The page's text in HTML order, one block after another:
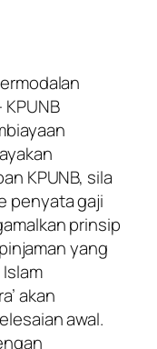
KPUNB, sila
penyata gaji
prinsip
yang
akan
awal.